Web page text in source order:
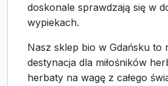
doskonale sprawdzają się w
wypiekach.
Nasz sklep bio w Gdańsku to
destynacja dla miłośników
herbaty na wagę z całego